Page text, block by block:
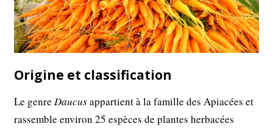
Origine et classification
Le genreDaucusappartient à la famille des Apiacées et
rassemble environ 25 espèces de plantes herbacées